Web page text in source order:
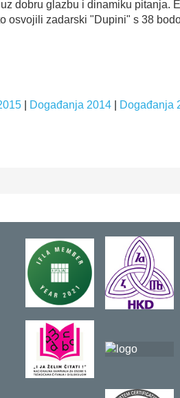
dobru glazbu i dinamiku pitanja.
osvojili zadarski "Dupini" s 38
Događanja 2014 Događanja